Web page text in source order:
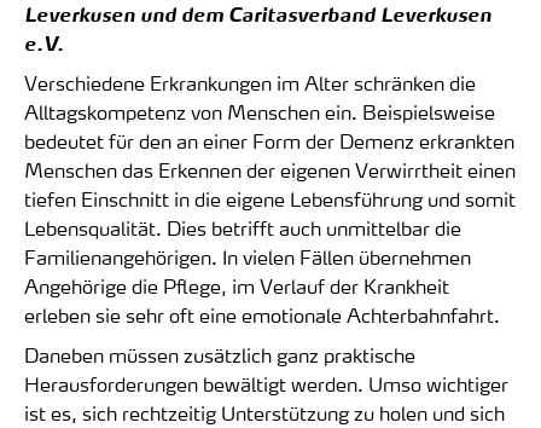
Leverkusen und dem Caritasverband Leverkusen
e.V.
Verschiedene Erkrankungen im Alter schränken die
Alltagskompetenz von Menschen ein. Beispielsweise
bedeutet für den an einer Form der Demenz erkrankten
Menschen das Erkennen der eigenen Verwirrtheit einen
tiefen Einschnitt in die eigene Lebensführung und somit
Lebensqualität. Dies betrifft auch unmittelbar die
Familienangehörigen. In vielen Fällen übernehmen
Angehörige die Pflege, im Verlauf der Krankheit
erleben sie sehr oft eine emotionale Achterbahnfahrt.
Daneben müssen zusätzlich ganz praktische
Herausforderungen bewältigt werden. Umso wichtiger
ist es, sich rechtzeitig Unterstützung zu holen und sich